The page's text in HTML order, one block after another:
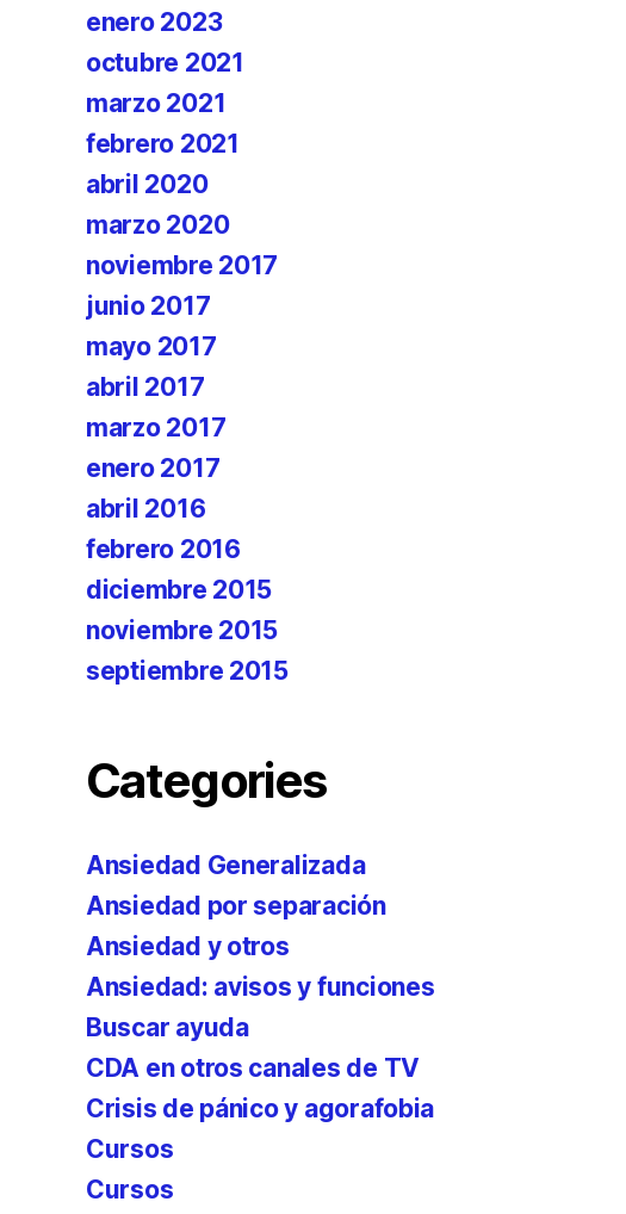
enero 2023
octubre 2021
marzo 2021
febrero 2021
abril 2020
marzo 2020
noviembre 2017
junio 2017
mayo 2017
abril 2017
marzo 2017
enero 2017
abril 2016
febrero 2016
diciembre 2015
noviembre 2015
septiembre 2015
Categories
Ansiedad Generalizada
Ansiedad por separación
Ansiedad y otros
Ansiedad: avisos y funciones
Buscar ayuda
CDA en otros canales de TV
Crisis de pánico y agorafobia
Cursos
Cursos